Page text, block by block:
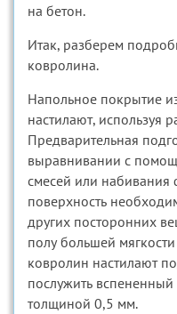
на бетон.
Итак, разберем
ковролина.
Напольное покрытие
настилают, используя
Предварительная
выравнивании с
смесей или набивания
поверхность
других посторонних
полу большей
ковролин настилают
послужить
толщиной 0,5 мм.